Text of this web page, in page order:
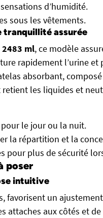
d’humidité.
sous les vêtements.
tranquillité assurée
2483 ml, ce modèle
rapidement l’urine
absorbant,
les liquides et
le jour ou la nuit.
la répartition et la
pour plus de sécurité
poser
intuitive
favorisent un
attaches aux côtés et